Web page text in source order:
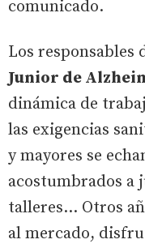
comunicado.
Los responsables
Junior de
dinámica de
las exigencias
y mayores se
acostumbrados a
talleres… Otros
al mercado,